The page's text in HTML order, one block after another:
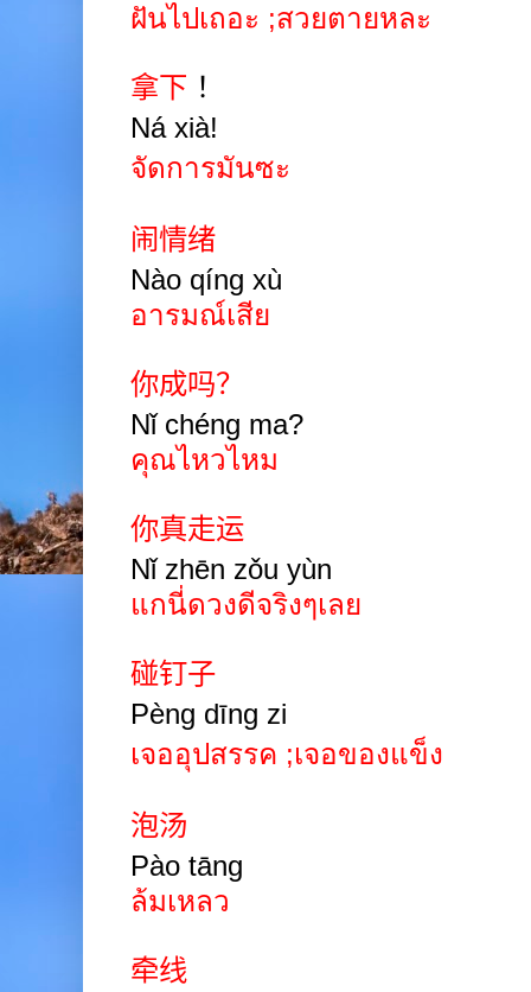
ฝันไปเถอะ ;สวยตายหละ
拿下 ！
Ná xià!
จัดการมันซะ
闹情绪
Nào qíng xù
อารมณ์เสีย
你成吗？
Nǐ chéng ma?
คุณไหวไหม
你真走运
Nǐ zhēn zǒu yùn
แกนี่ดวงดีจริงๆเลย
碰钉子
Pèng dīng zi
เจออุปสรรค ;เจอของแข็ง
泡汤
Pào tāng
ล้มเหลว
牵线